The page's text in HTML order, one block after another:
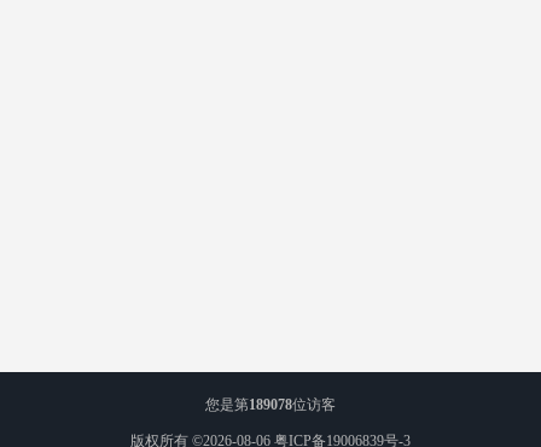
您是第189078位访客
版权所有 ©2026-08-06 粤ICP备19006839号-3